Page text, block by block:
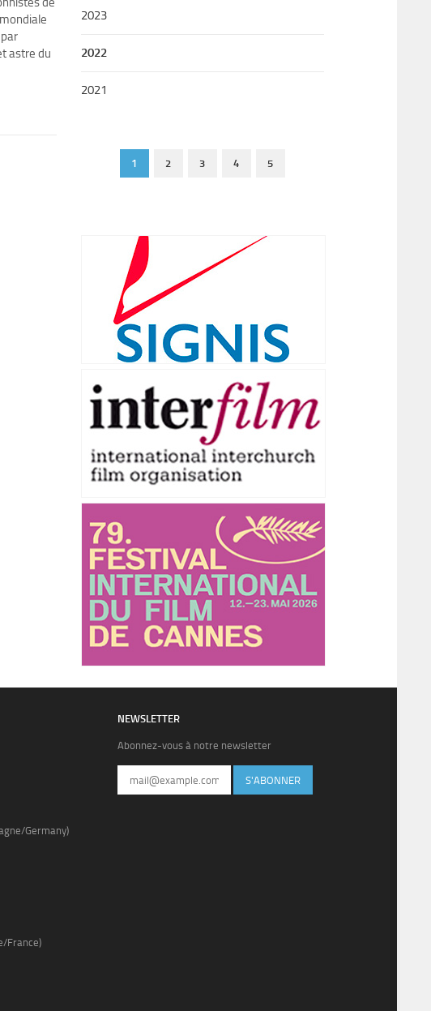
astre du
2023
2022
2021
1 2 3 4 5
Germany)
France)
NEWSLETTER
Abonnez-vous à notre newsletter
S'ABONNER